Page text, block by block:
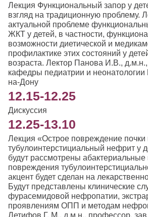
Лекция Функциональный запор у
взгляд на традиционную проблему.
актуальной проблеме
ЖКТ у детей, в частности,
возможности диетической и
профилактике этих состояний у
возраста. Лектор Панова И.В.,
кафедры педиатрии и неонатологии
на-Дону
12.15-12.25
Дискуссия
12.25-13.10
Лекция «Острое повреждение почки
тубулоинтерстициальный нефрит у
будут рассмотрены
повреждения
акцент будет сделан на
Будут представлены клинические
фурасемидовой нефропатии,
проявлениям ОПП и методам
Летифов Г. М., д.м.н., профессор,